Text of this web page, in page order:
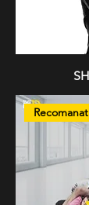
Recomanat